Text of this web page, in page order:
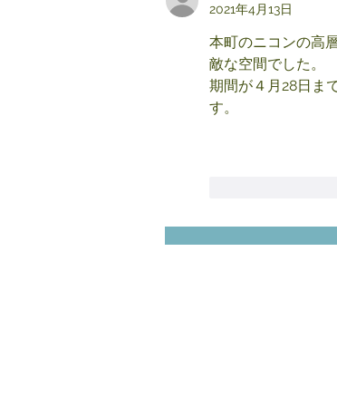
2021年4月13日
本町のニコンの高
敵な空間でした。
期間が４月28日ま
す。